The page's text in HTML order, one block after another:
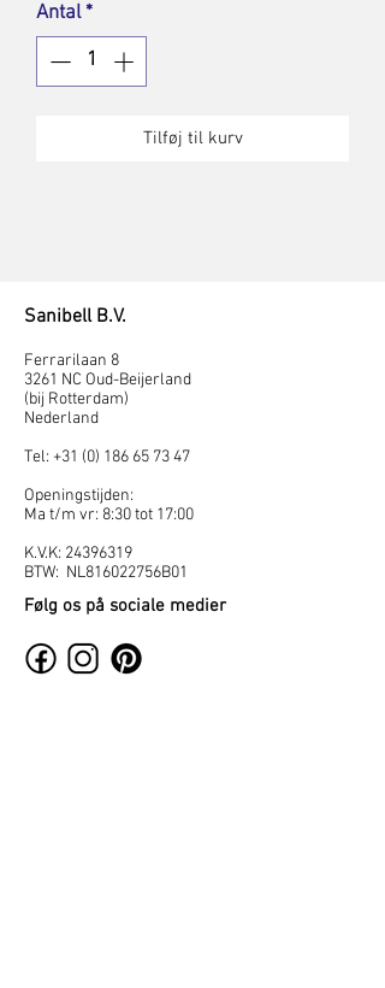
Antal *
Tilføj til kurv
Sanibell B.V.
Ferrarilaan 8
3261 NC Oud-Beijerland
(bij Rotterdam)
Nederland
Tel: +31 (0) 186 65 73 47
Openingstijden:
Ma t/m vr: 8:30 tot 17:00
K.V.K: 24396319
BTW: NL816022756B01
Følg os på sociale medier